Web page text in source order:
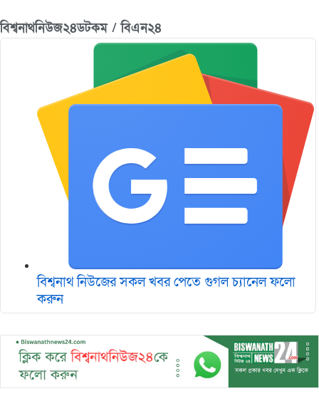
বিশ্বনাথনিউজ২৪ডটকম / বিএন২৪
বিশ্বনাথ নিউজের সকল খবর পেতে গুগল চ‌্যানেল ফলো
করুন